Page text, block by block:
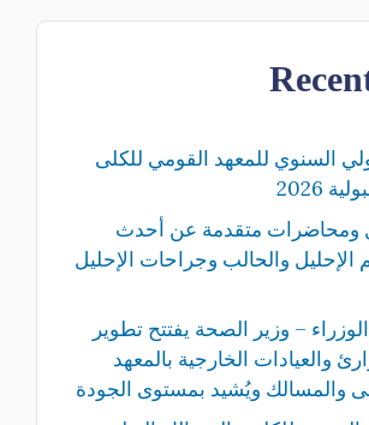
السنوي للمعهد القومي للكلى
2026
ومحاضرات متقدمة عن أحدث
الإحليل والحالب وجراحات الإحليل
– وزير الصحة يفتتح تطوير
والعيادات الخارجية بالمعهد
والمسالك ويُشيد بمستوى الجودة